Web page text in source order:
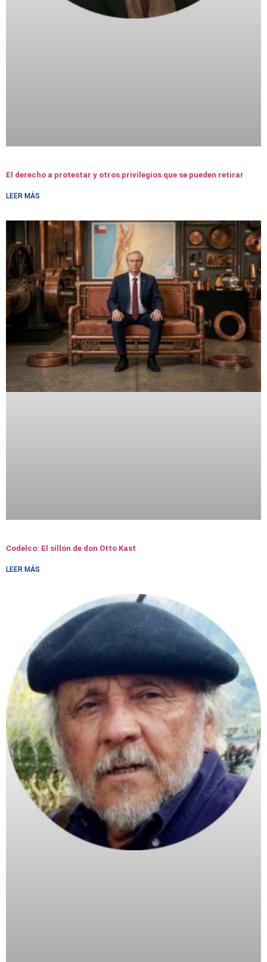
El derecho a protestar y otros privilegios que se pueden retirar
LEER MÁS
Codelco: El sillón de don Otto Kast
LEER MÁS